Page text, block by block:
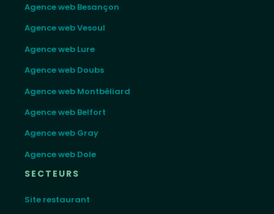
Agence web Besançon
Agence web Vesoul
Agence web Lure
Agence web Doubs
Agence web Montbéliard
Agence web Belfort
Agence web Gray
Agence web Dole
SECTEURS
Site restaurant